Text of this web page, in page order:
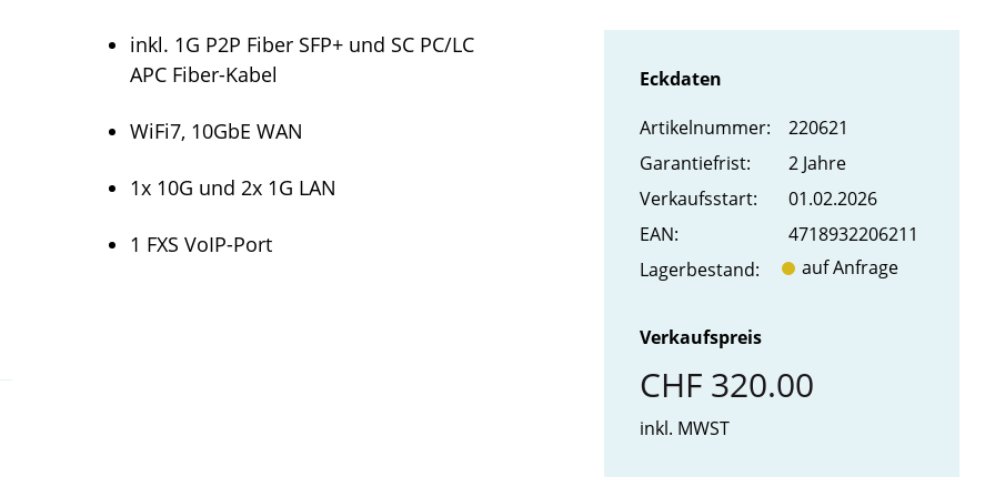
inkl. 1G P2P Fiber SFP+ und SC PC/LC
APC Fiber-Kabel
WiFi7, 10GbE WAN
1x 10G und 2x 1G LAN
1 FXS VoIP-Port
Eckdaten
Artikel­nummer:
220621
Garantiefrist:
2 Jahre
Verkaufs­start:
01.02.2026
EAN:
4718932206211
Lager­bestand:
auf Anfrage
Verkaufspreis
CHF 320.00
inkl. MWST